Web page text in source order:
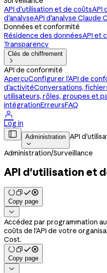
API d'utilisation et de coûtsAPI
d'analyseAPI d'analyse Claude
Données et conformité
Résidence des donnéesAPI et
Transparency
Clés de chiffrement

API de conformité
AperçuConfigurer l'API de
d'activitéConversations,
utilisateurs, rôles, groupes et
intégrationErreursFAQ

Log in
 Administration

API
Administration/Surveillance
API d'utilisation et
Copy page

Accédez par programmation
coûts de l'API de votre
Cost.
Copy page
